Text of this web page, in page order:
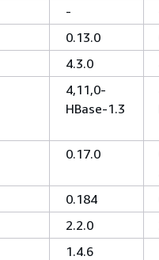
-
0.13.0
4.3.0
4,11,0-
HBase-1.3
0.17.0
0.184
2.2.0
1.4.6